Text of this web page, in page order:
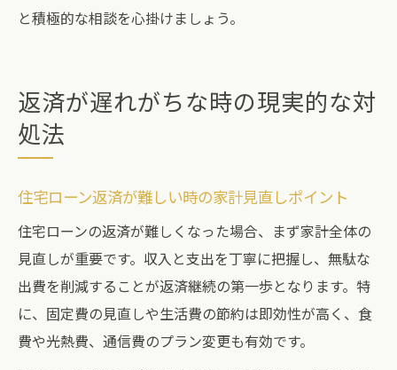
と積極的な相談を心掛けましょう。
返済が遅れがちな時の現実的な対
処法
住宅ローン返済が難しい時の家計見直しポイント
住宅ローンの返済が難しくなった場合、まず家計全体の
見直しが重要です。収入と支出を丁寧に把握し、無駄な
出費を削減することが返済継続の第一歩となります。特
に、固定費の見直しや生活費の節約は即効性が高く、食
費や光熱費、通信費のプラン変更も有効です。